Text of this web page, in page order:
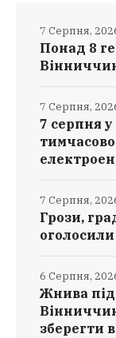
Понад 8
7 Серпня,
7 серпня
7 Серпня,
Грози,
7 Серпня,
Жнива
зберегти
6 Серпня,